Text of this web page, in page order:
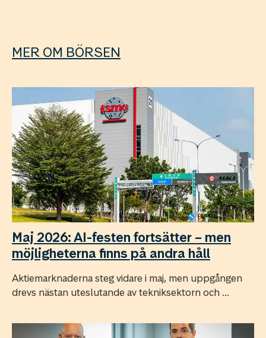
MER OM BÖRSEN
Maj 2026: AI-festen fortsätter – men
möjligheterna finns på andra håll
Aktiemarknaderna steg vidare i maj, men uppgången
drevs nästan uteslutande av tekniksektorn och ...